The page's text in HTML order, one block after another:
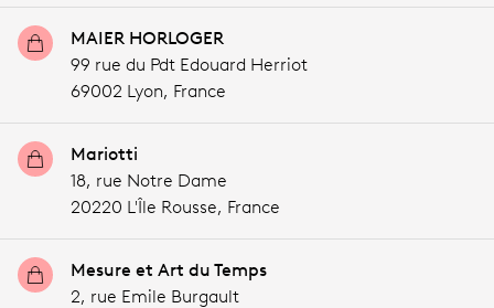
MAIER HORLOGER
99 rue du Pdt Edouard Herriot
69002 Lyon, France
Mariotti
18, rue Notre Dame
20220 L'Île Rousse, France
Mesure et Art du Temps
2, rue Emile Burgault